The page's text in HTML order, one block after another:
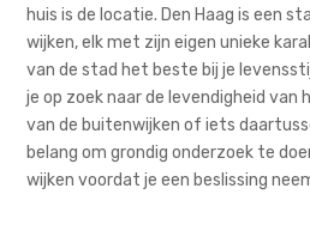
huis is de locatie. Den Haag is een
wijken, elk met zijn eigen unieke
van de stad het beste bij je
je op zoek naar de levendigheid
van de buitenwijken of iets
belang om grondig onderzoek te
wijken voordat je een beslissing